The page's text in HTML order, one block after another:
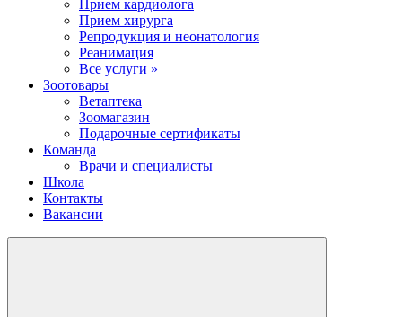
Прием кардиолога
Прием хирурга
Репродукция и неонатология
Реанимация
Все услуги »
Зоотовары
Ветаптека
Зоомагазин
Подарочные сертификаты
Команда
Врачи и специалисты
Школа
Контакты
Вакансии